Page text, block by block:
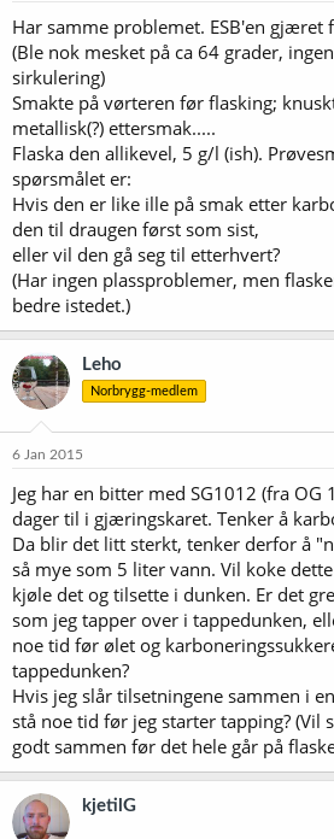
Har samme problemet. ESB'en gjæret
(Ble nok mesket på ca 64 grader,
sirkulering)
Smakte på vørteren før flasking;
metallisk(?) ettersmak.....
Flaska den allikevel, 5 g/l (ish).
spørsmålet er:
Hvis den er like ille på smak etter
den til draugen først som sist,
eller vil den gå seg til etterhvert?
(Har ingen plassproblemer, men
bedre istedet.)
Leho
Norbrygg-medlem
6 Jan 2015
Jeg har en bitter med SG1012 (fra OG
dager til i gjæringskaret. Tenker å
Da blir det litt sterkt, tenker derfor å
så mye som 5 liter vann. Vil koke
kjøle det og tilsette i dunken. Er det
som jeg tapper over i tappedunken,
noe tid før ølet og
tappedunken?
Hvis jeg slår tilsetningene sammen i
stå noe tid før jeg starter tapping? (Vil
godt sammen før det hele går på
kjetilG